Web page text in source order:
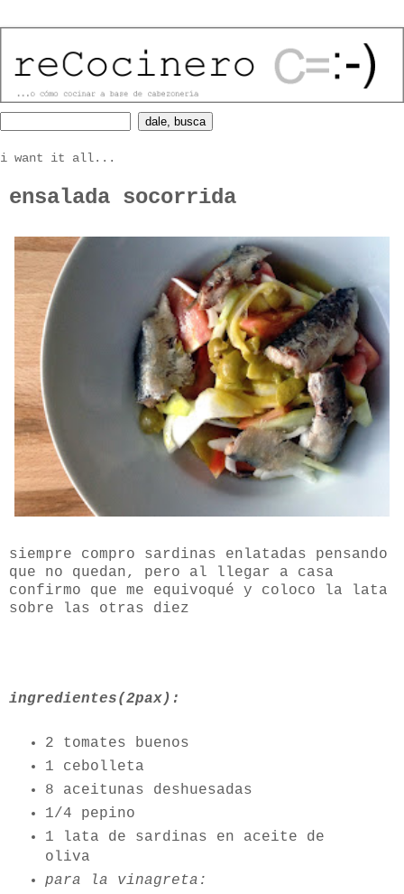
i want it all...
ensalada socorrida
siempre compro sardinas enlatadas pensando
que no quedan, pero al llegar a casa
confirmo que me equivoqué y coloco la lata
sobre las otras diez
ingredientes(2pax):
2 tomates buenos
1 cebolleta
8 aceitunas deshuesadas
1/4 pepino
1 lata de sardinas en aceite de
oliva
para la vinagreta: